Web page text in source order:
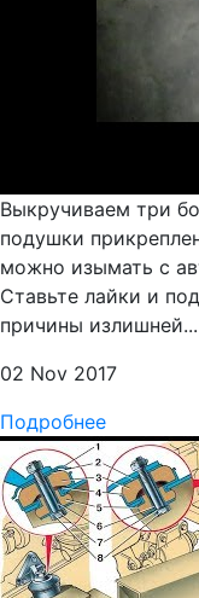
Выкручиваем три
подушки
можно изымать с
Ставьте лайки и
причины излишней...
02 Nov 2017
Подробнее